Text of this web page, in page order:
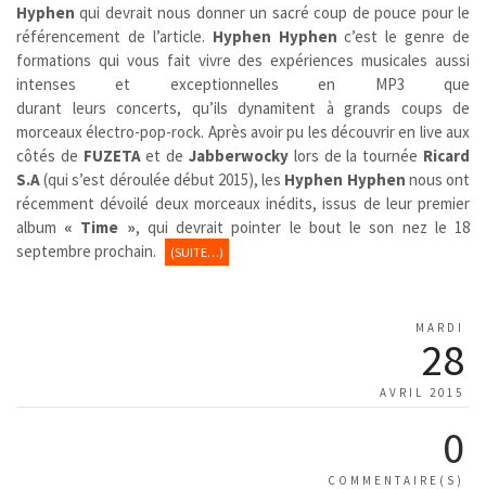
Hyphen qui devrait nous donner un sacré coup de pouce pour le
référencement de l’article. Hyphen Hyphen c’est le genre de
formations qui vous fait vivre des expériences musicales aussi
intenses et exceptionnelles en MP3 que
durant leurs concerts, qu’ils dynamitent à grands coups de
morceaux électro-pop-rock. Après avoir pu les découvrir en live aux
côtés de FUZETAet deJabberwocky lors de la tournée Ricard
S.A(qui s’est déroulée début 2015), les Hyphen Hyphen nous ont
récemment dévoilé deux morceaux inédits, issus de leur premier
album « Time », qui devrait pointer le bout le son nez le 18
septembre prochain.
(SUITE…)
MARDI
28
AVRIL 2015
0
COMMENTAIRE(S)